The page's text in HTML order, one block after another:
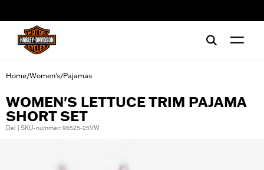
Home/Women's/Pajamas
WOMEN'S LETTUCE TRIM PAJAMA
SHORT SET
Del | SKU-nummer: 96525-25VW